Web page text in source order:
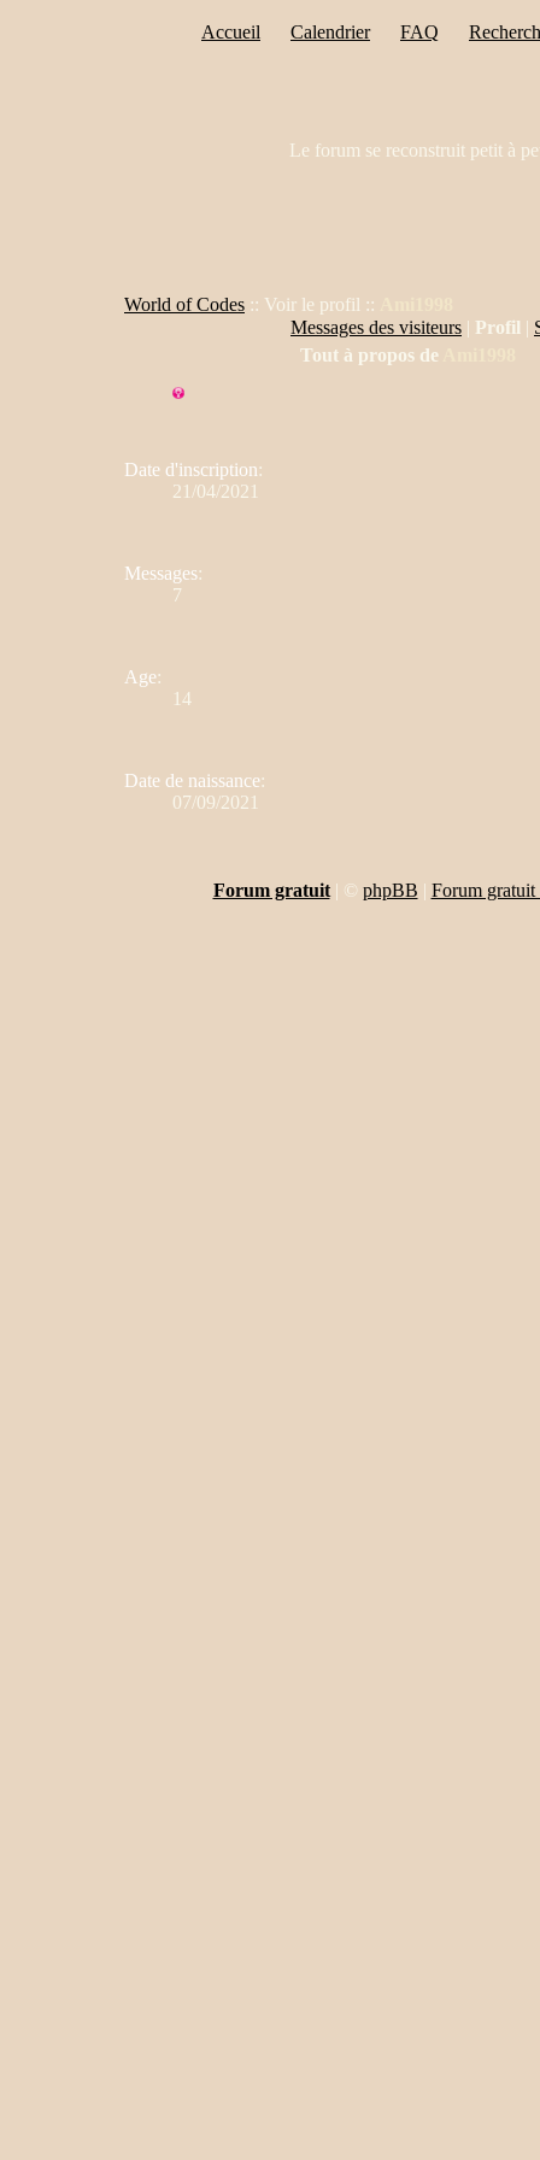
Accueil Calendrier FAQ
Le forum se reconstruit petit à
World of Codes :: Voir le profil ::
Messages des visiteurs | Profil |
Tout à propos de
Date d'inscription:
21/04/2021
Messages:
7
Age:
14
Date de naissance:
07/09/2021
Forum gratuit| © phpBB | Forum gratuit